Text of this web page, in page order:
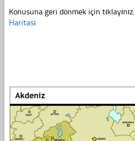
Konusuna geri dönmek için tıklayınız.
Haritası